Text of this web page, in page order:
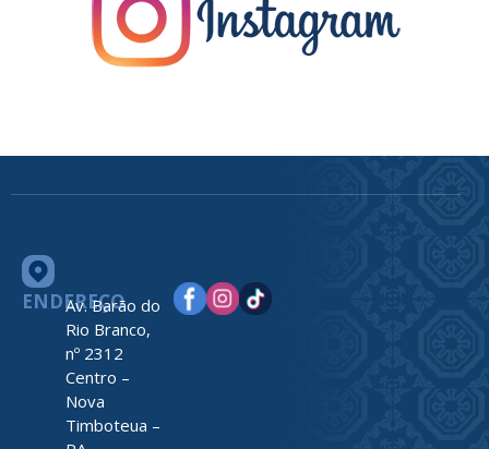
ENDEREÇO
Av. Barão do
Rio Branco,
nº 2312
Centro –
Nova
Timboteua –